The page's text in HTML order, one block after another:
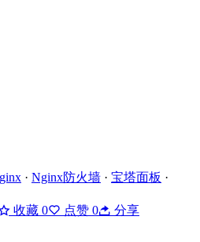
· Nginx防火墙 · 宝塔面板 ·
收藏 0 点赞 0 分享